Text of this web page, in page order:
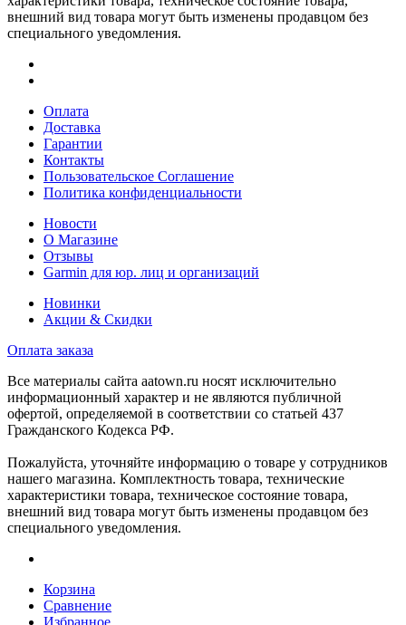
внешний вид товара могут быть изменены продавцом без
специального уведомления.
Оплата
Доставка
Гарантии
Контакты
Пользовательское Соглашение
Политика конфиденциальности
Новости
О Магазине
Отзывы
Garmin для юр. лиц и организаций
Новинки
Акции & Скидки
Оплата заказа
Все материалы сайта aatown.ru носят исключительно
информационный характер и не являются публичной
офертой, определяемой в соответствии со статьей 437
Гражданского Кодекса РФ.
Пожалуйста, уточняйте информацию о товаре у сотрудников
нашего магазина. Комплектность товара, технические
характеристики товара, техническое состояние товара,
внешний вид товара могут быть изменены продавцом без
специального уведомления.
Корзина
Сравнение
Избранное